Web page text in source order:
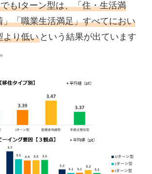
もIターン型は、「住・生活満
」「職業生活満足」すべてにおい
より低いという結果が出ています